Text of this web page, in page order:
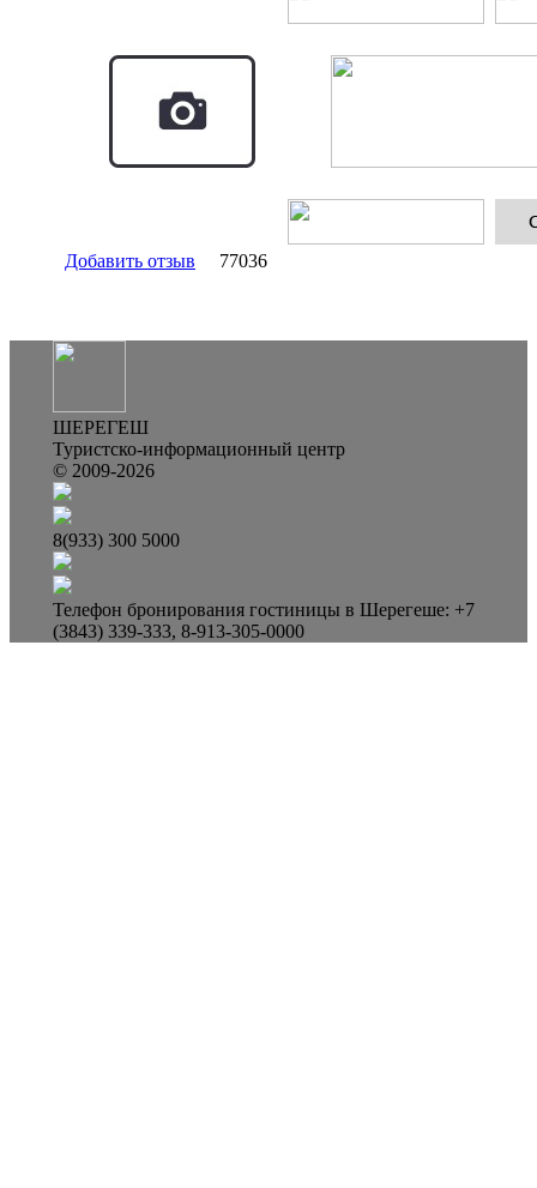
Добавить отзыв 77036
ШЕРЕГЕШ
Туристско-информационный центр
© 2009-2026
8(933) 300 5000
Телефон бронирования гостиницы в Шерегеше: +7
(3843) 339-333, 8-913-305-0000